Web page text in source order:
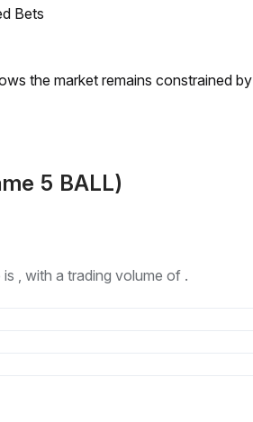
Bets
the market remains constrained by
5 BALL)
, with a trading volume of .